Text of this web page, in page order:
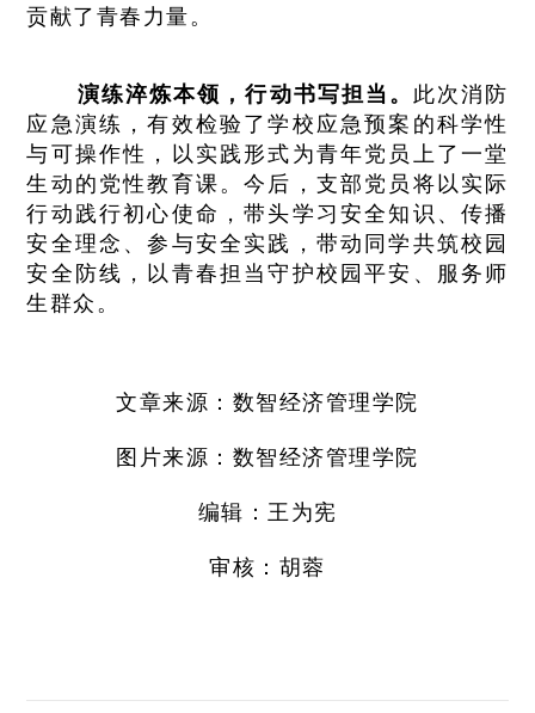
贡献了青春力量。
演练淬炼本领，行动书写担当。 此次消防
应急演练，有效检验了学校应急预案的科学性
与可操作性，以实践形式为青年党员上了一堂
生动的党性教育课。今后，支部党员将以实际
行动践行初心使命，带头学习安全知识、传播
安全理念、参与安全实践，带动同学共筑校园
安全防线，以青春担当守护校园平安、服务师
生群众。
文章来源：数智经济管理学院
图片来源： 数智经济管理学院
编辑：王为宪
审核：胡蓉